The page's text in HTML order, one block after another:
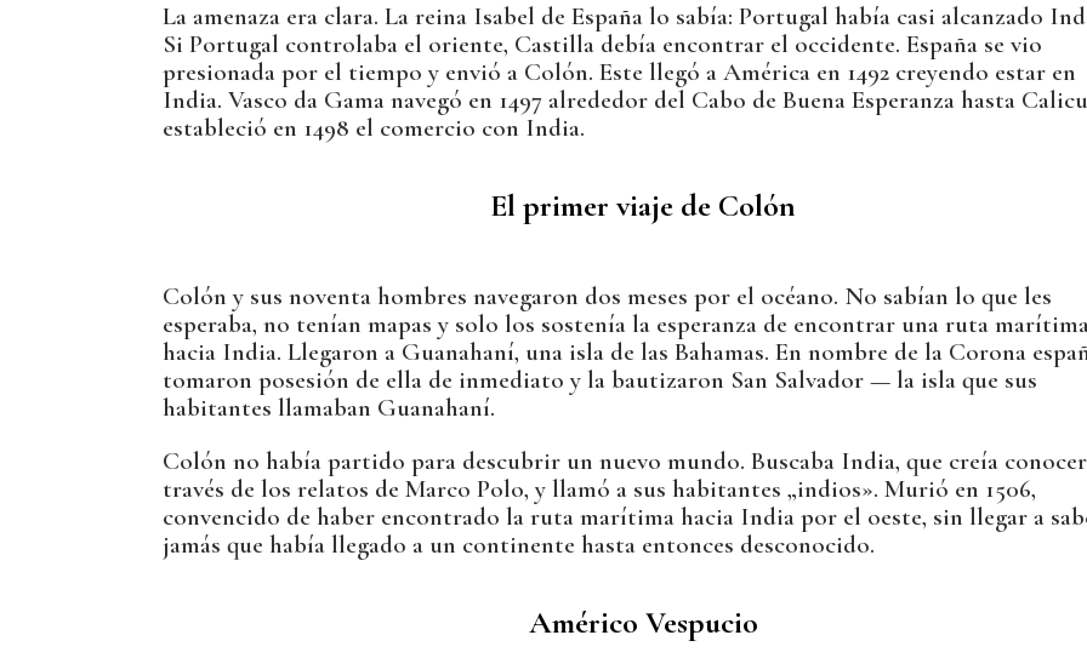
La amenaza era clara. La reina Isabel de España lo sabía: Portugal había casi alcanzado
Si Portugal controlaba el oriente, Castilla debía encontrar el occidente. España se vio
presionada por el tiempo y envió a Colón. Este llegó a América en 1492 creyendo estar en
India. Vasco da Gama navegó en 1497 alrededor del Cabo de Buena Esperanza hasta
estableció en 1498 el comercio con India.
El primer viaje de Colón
Colón y sus noventa hombres navegaron dos meses por el océano. No sabían lo que les
esperaba, no tenían mapas y solo los sostenía la esperanza de encontrar una ruta marítima
hacia India. Llegaron a Guanahaní, una isla de las Bahamas. En nombre de la Corona
tomaron posesión de ella de inmediato y la bautizaron San Salvador — la isla que sus
habitantes llamaban Guanahaní.
Colón no había partido para descubrir un nuevo mundo. Buscaba India, que creía
través de los relatos de Marco Polo, y llamó a sus habitantes „indios». Murió en 1506,
convencido de haber encontrado la ruta marítima hacia India por el oeste, sin llegar a
jamás que había llegado a un continente hasta entonces desconocido.
Américo Vespucio